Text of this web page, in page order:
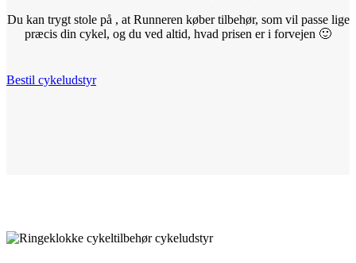
Du kan trygt stole på , at Runneren køber tilbehør, som vil passe lige
præcis din cykel, og du ved altid, hvad prisen er i forvejen 🙂
Bestil cykeludstyr